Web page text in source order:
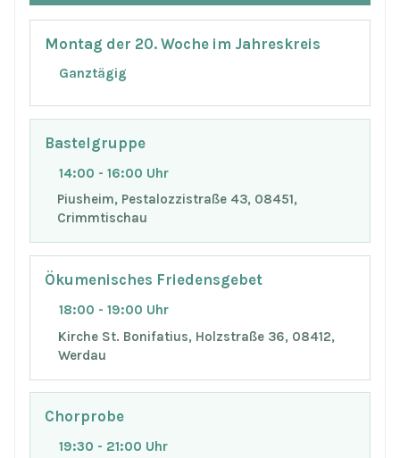
Montag der 20. Woche im Jahreskreis
Ganztägig
Bastelgruppe
14:00 - 16:00 Uhr
Piusheim, Pestalozzistraße 43, 08451,
Crimmtischau
Ökumenisches Friedensgebet
18:00 - 19:00 Uhr
Kirche St. Bonifatius, Holzstraße 36, 08412,
Werdau
Chorprobe
19:30 - 21:00 Uhr